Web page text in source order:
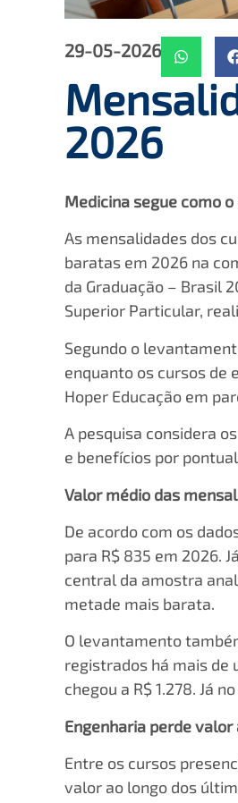
29-05-2026
2026
Medicina segue como
As mensalidades dos
baratas em 2026 na
da Graduação – Brasil
Superior Particular,
Segundo o
enquanto os cursos de
Hoper Educação em
A pesquisa considera
e benefícios por
Valor médio das
De acordo com os
para R$ 835 em 2026.
central da amostra
metade mais barata.
O levantamento
registrados há mais de
chegou a R$ 1.278. Já
Engenharia perde valor
Entre os cursos
valor ao longo dos